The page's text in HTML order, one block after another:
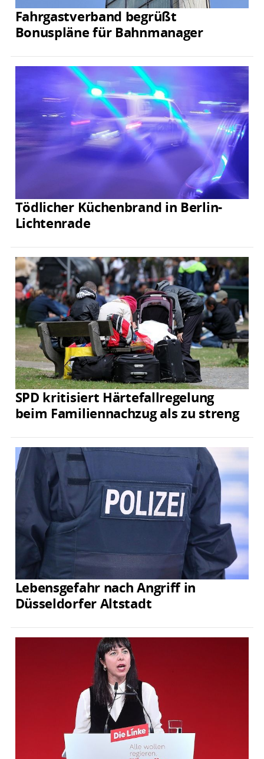
Fahrgastverband begrüßt
Bonuspläne für Bahnmanager
Tödlicher Küchenbrand in Berlin-
Lichtenrade
SPD kritisiert Härtefallregelung
beim Familiennachzug als zu streng
Lebensgefahr nach Angriff in
Düsseldorfer Altstadt